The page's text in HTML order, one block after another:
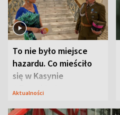
To nie było miejsce
hazardu. Co mieściło
się w Kasynie
Oficerskim?
Aktualności